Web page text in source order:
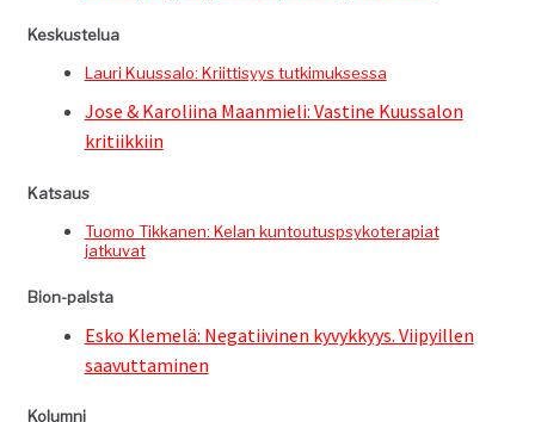
Keskustelua
Lau­ri Kuus­sa­lo: Kri­it­tisyys tutkimuksessa
Jose & Karoli­ina Maan­mieli: Vas­tine Kuus­sa­lon
kritiikkiin
Kat­saus
Tuo­mo Tikka­nen: Kelan kuntou­tusp­sykoter­api­at
jatkuvat
Bion-pal­s­ta
Esko Klemelä: Negati­ivi­nen kyvykkyys. Viipy­illen
saavuttaminen
Kolum­ni